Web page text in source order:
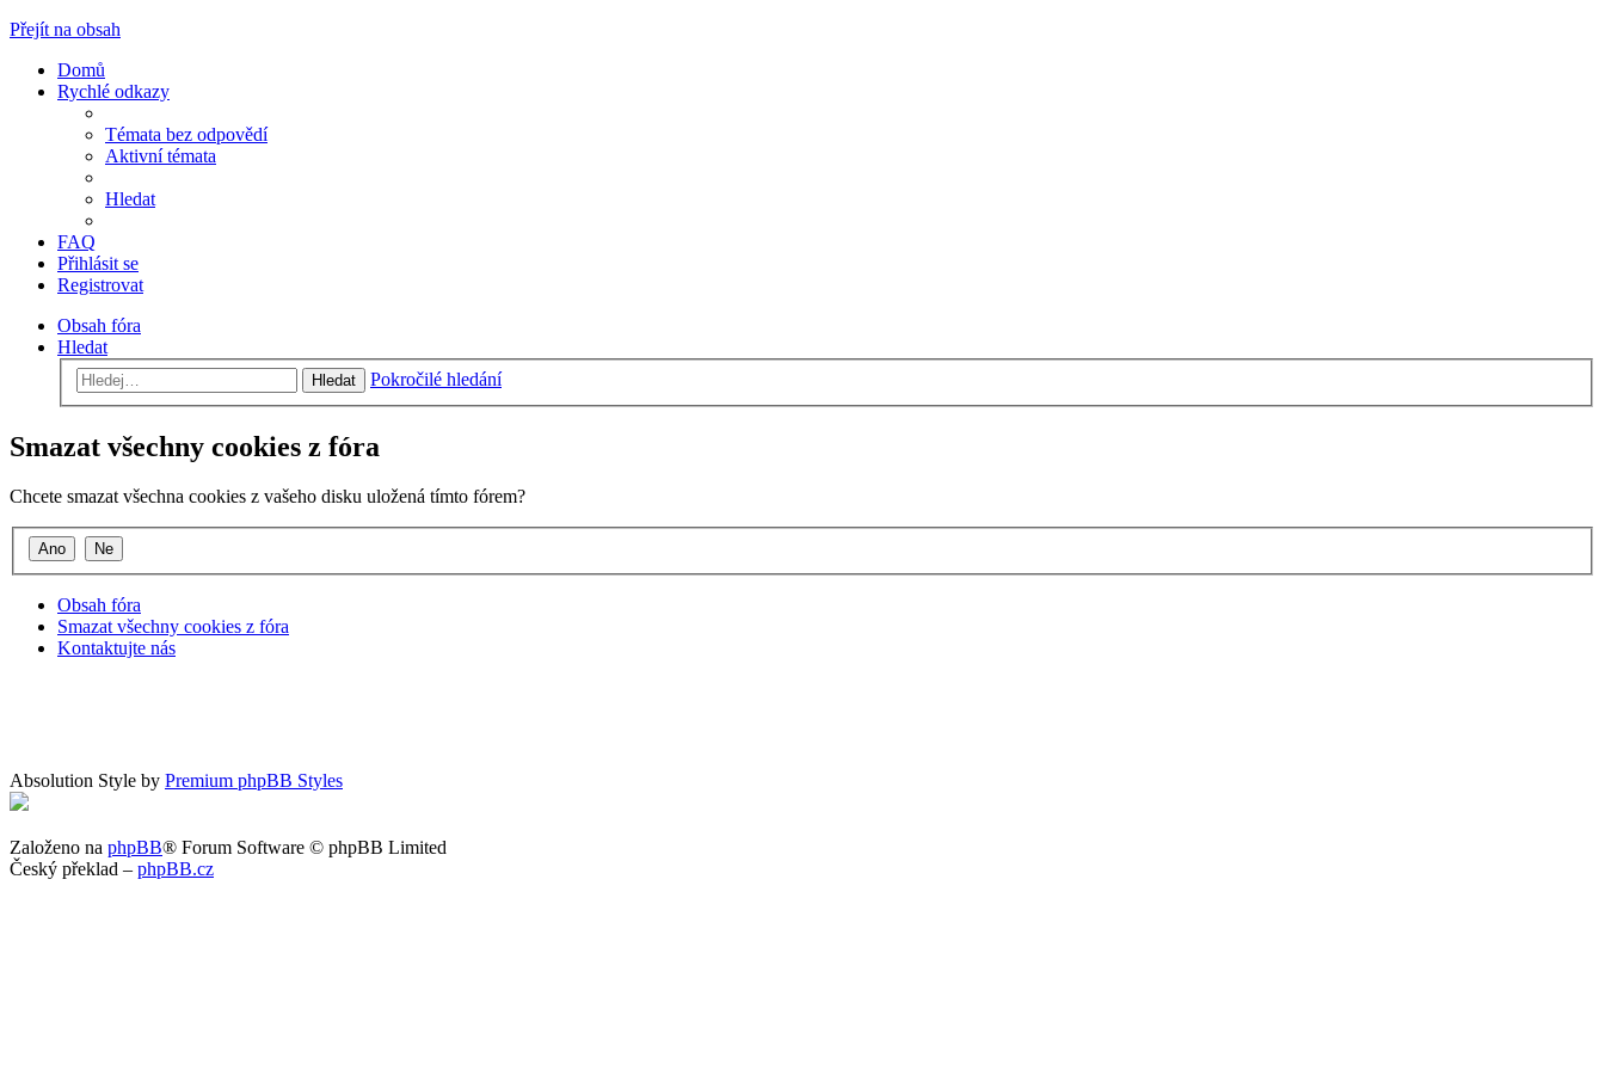
Přejít na obsah
Domů
Rychlé odkazy
Témata bez odpovědí
Aktivní témata
Hledat
FAQ
Přihlásit se
Registrovat
Obsah fóra
Hledat
Hledat Pokročilé hledání
Smazat všechny cookies z fóra
Chcete smazat všechna cookies z vašeho disku uložená tímto fórem?
Obsah fóra
Smazat všechny cookies z fóra
Kontaktujte nás
Absolution Style by Premium phpBB Styles
Založeno na phpBB® Forum Software © phpBB Limited
Český překlad – phpBB.cz